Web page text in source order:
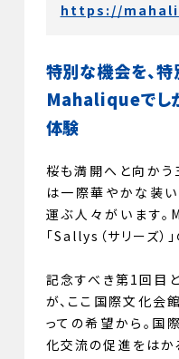
https://
特別な機会を、特
Mahaliqueでし
体験
桜も満開へと向か
は一際華やかな装
運ぶ人々がいます
「Sallys（サリーズ）
記念すべき第1回目
が、ここ国際文化会
っての希望から。国
化交流の促進をはか